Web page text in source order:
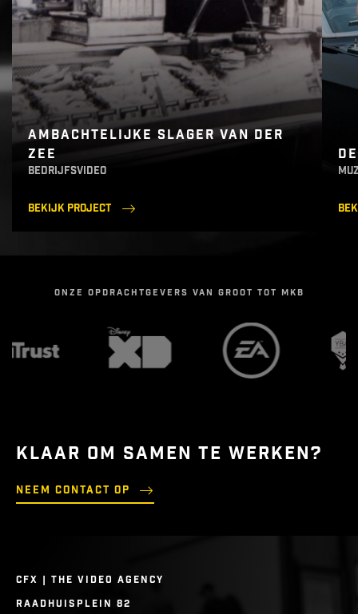
AMBACHTELIJKE SLAGER VAN DER
ZEE
bedrijfsvideo
Bekijk project
ONZE OPDRACHTGEVERS VAN GROOT TOT MKB
KLAAR OM SAMEN TE WERKEN?
Neem contact op
CFX | THE VIDEO AGENCY
RAADHUISPLEIN 82